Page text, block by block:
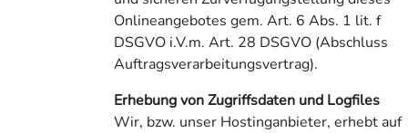
Onlineangebotes gem. Art. 6 Abs. 1 lit. f
DSGVO i.V.m. Art. 28 DSGVO (Abschluss
Auftragsverarbeitungsvertrag).
Erhebung von Zugriffsdaten und Logfiles
Wir, bzw. unser Hostinganbieter, erhebt auf